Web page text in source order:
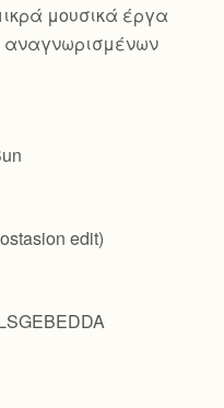
μουσικά έργα
αναγνωρισμένων
edit)